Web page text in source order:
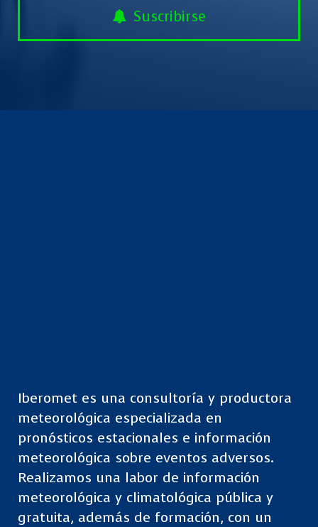
Suscribirse
Iberomet es una consultoría y productora
meteorológica especializada en
pronósticos estacionales e información
meteorológica sobre eventos adversos.
Realizamos una labor de información
meteorológica y climatológica pública y
gratuita, además de formación, con un